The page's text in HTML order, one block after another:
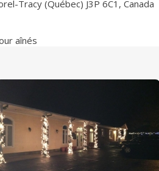
Tracy (Québec) J3P 6C1, Canada
aînés